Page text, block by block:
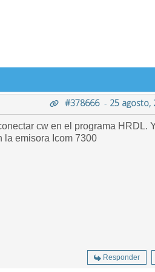
#378666- 25 agosto,
cw en el programa HRDL.
la emisora Icom 7300
Responder